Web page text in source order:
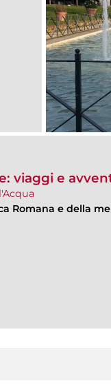
viaggi e
Romana e della